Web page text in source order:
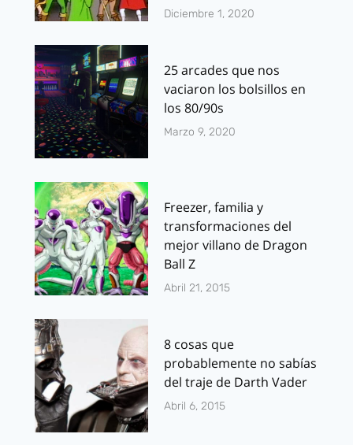
Diciembre 1, 2020
25 arcades que nos
vaciaron los bolsillos en
los 80/90s
Marzo 9, 2020
Freezer, familia y
transformaciones del
mejor villano de Dragon
Ball Z
Abril 21, 2015
8 cosas que
probablemente no sabías
del traje de Darth Vader
Abril 6, 2015